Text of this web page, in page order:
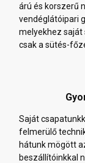
árú és korszerű
vendéglátóipari
melyekhez saját
csak a sütés-
Saját
felmerülő
hátunk mögött
beszállítóinkkal